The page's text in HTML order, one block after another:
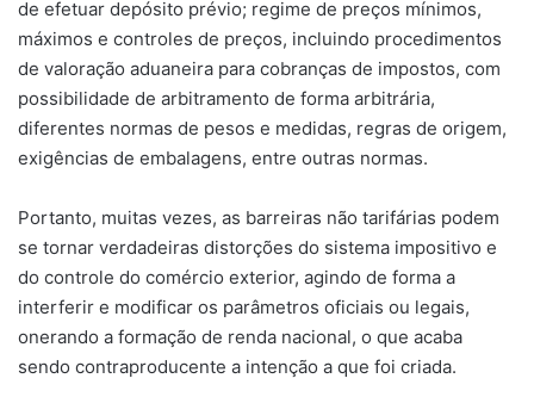
de efetuar depósito prévio; regime de preços mínimos,
máximos e controles de preços, incluindo procedimentos
de valoração aduaneira para cobranças de impostos, com
possibilidade de arbitramento de forma arbitrária,
diferentes normas de pesos e medidas, regras de origem,
exigências de embalagens, entre outras normas.
Portanto, muitas vezes, as barreiras não tarifárias podem
se tornar verdadeiras distorções do sistema impositivo e
do controle do comércio exterior, agindo de forma a
interferir e modificar os parâmetros oficiais ou legais,
onerando a formação de renda nacional, o que acaba
sendo contraproducente a intenção a que foi criada.